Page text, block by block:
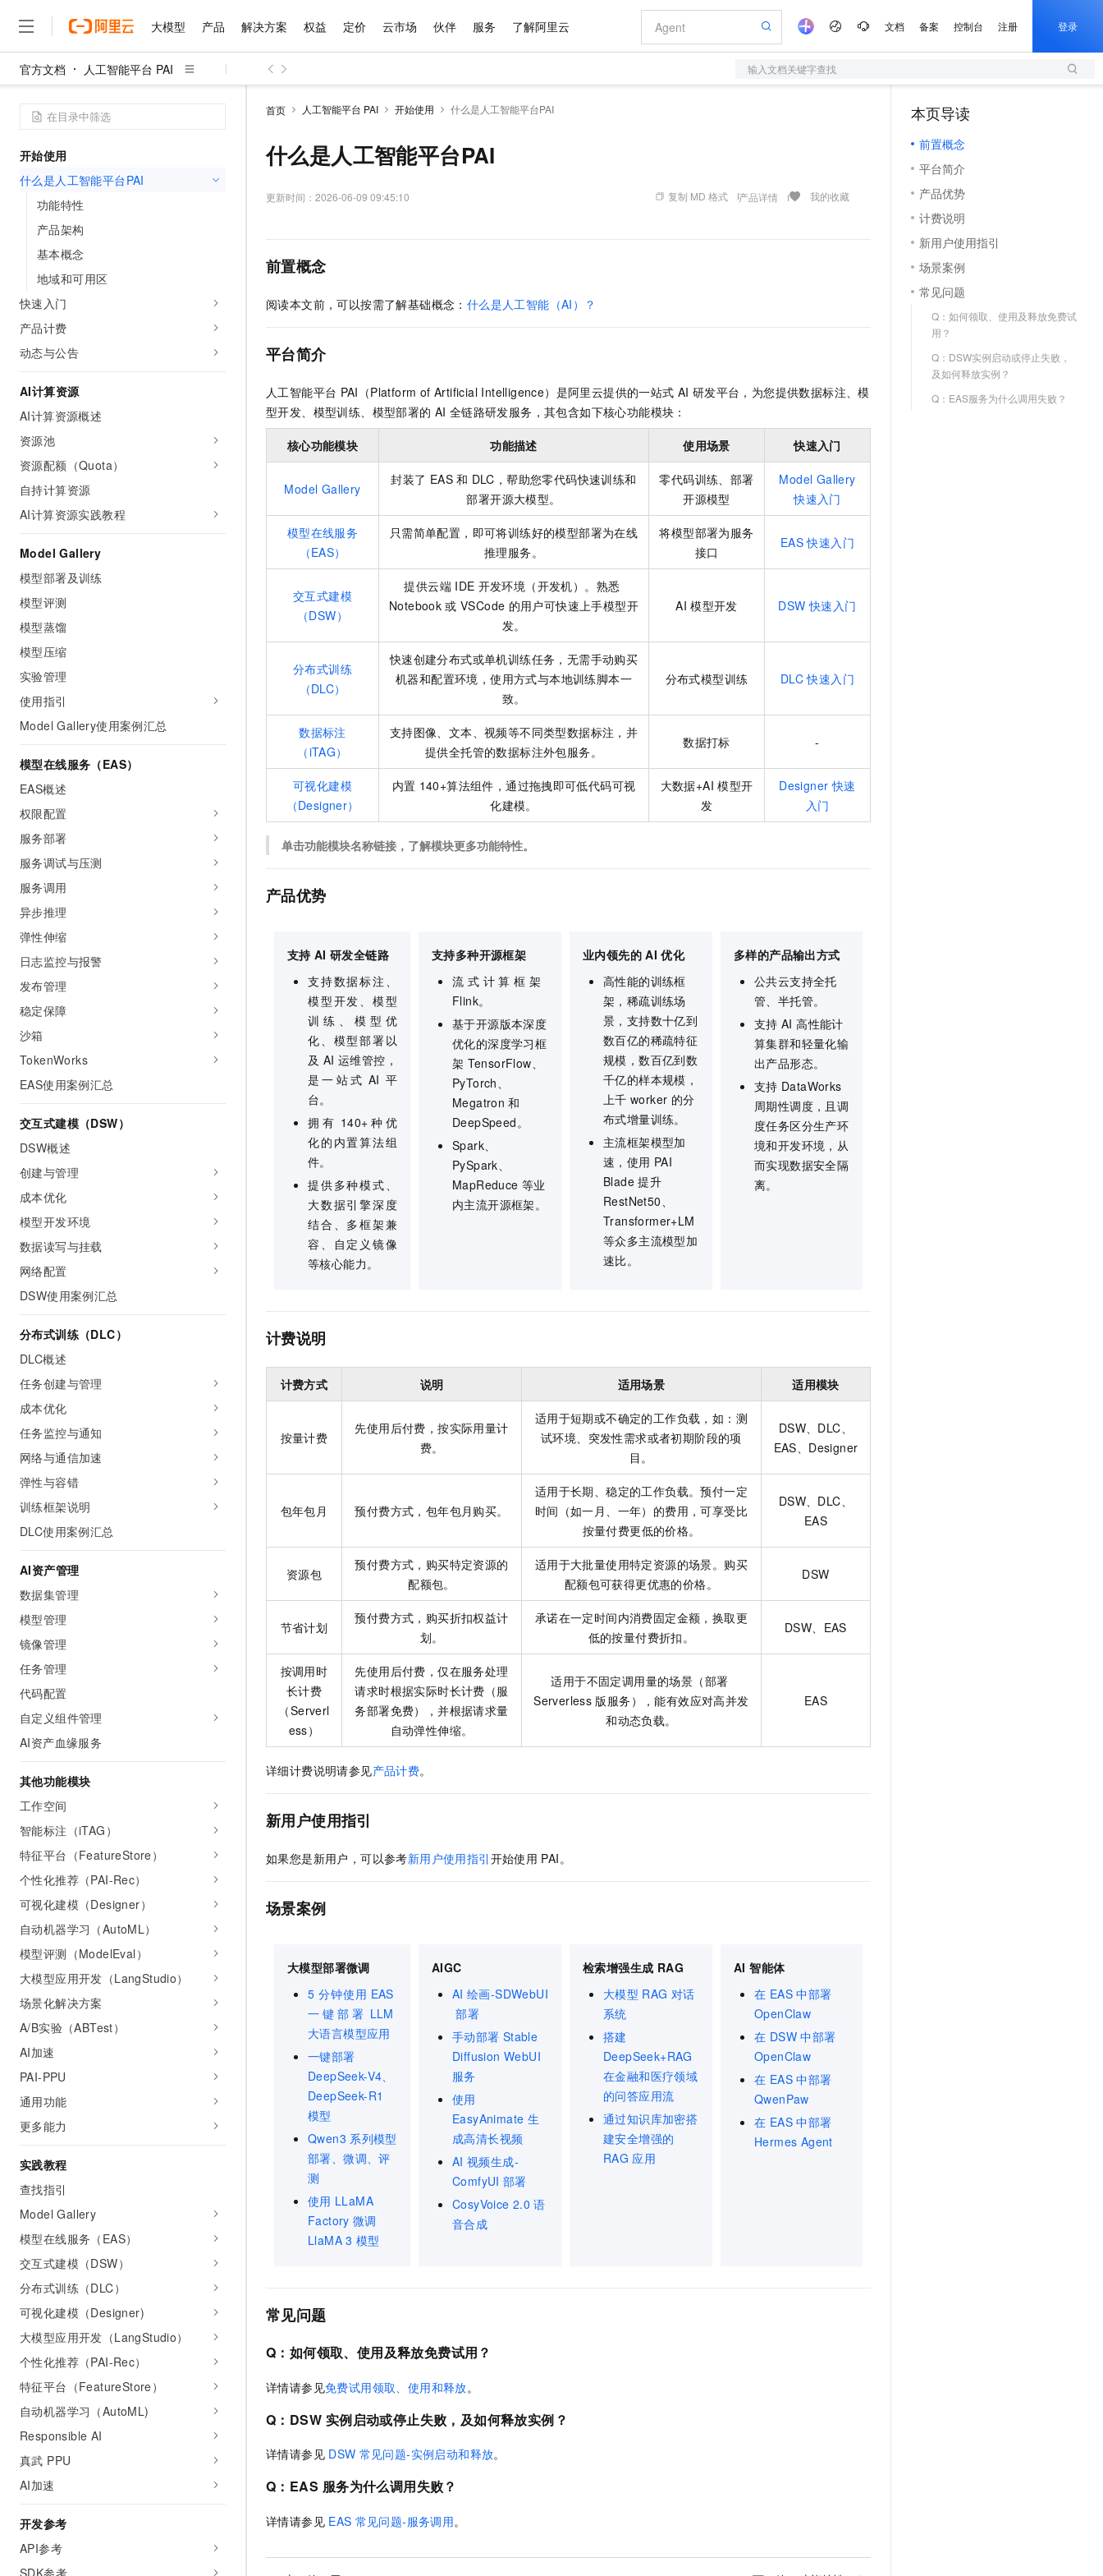
大模型 产品 解决方案 权益 定价 云市场 伙伴 服务 了解阿里云 文档 备案 控制台 注册 登录
官方文档 人工智能平台 PAI 输入文档关键字查找
开始使用
什么是人工智能平台PAI
功能特性
产品架构
基本概念
地域和可用区
快速入门
产品计费
动态与公告
AI计算资源
AI计算资源概述
资源池
资源配额（Quota）
自持计算资源
AI计算资源实践教程
Model Gallery
模型部署及训练
模型评测
模型蒸馏
模型压缩
实验管理
使用指引
Model Gallery使用案例汇总
模型在线服务（EAS）
EAS概述
权限配置
服务部署
服务调试与压测
服务调用
异步推理
弹性伸缩
日志监控与报警
发布管理
稳定保障
沙箱
TokenWorks
EAS使用案例汇总
交互式建模（DSW）
DSW概述
创建与管理
成本优化
模型开发环境
数据读写与挂载
网络配置
DSW使用案例汇总
分布式训练（DLC）
DLC概述
任务创建与管理
成本优化
任务监控与通知
网络与通信加速
弹性与容错
训练框架说明
DLC使用案例汇总
AI资产管理
数据集管理
模型管理
镜像管理
任务管理
代码配置
自定义组件管理
AI资产血缘服务
其他功能模块
工作空间
智能标注（iTAG）
特征平台（FeatureStore）
个性化推荐（PAI-Rec）
可视化建模（Designer）
自动机器学习（AutoML）
模型评测（ModelEval）
大模型应用开发（LangStudio）
场景化解决方案
A/B实验（ABTest）
AI加速
PAI-PPU
通用功能
更多能力
实践教程
查找指引
Model Gallery
模型在线服务（EAS）
交互式建模（DSW）
分布式训练（DLC）
可视化建模（Designer)
大模型应用开发（LangStudio）
个性化推荐（PAI-Rec）
特征平台（FeatureStore）
自动机器学习（AutoML)
Responsible AI
真武 PPU
AI加速
开发参考
API参考
SDK参考
首页 人工智能平台 PAI 开始使用 什么是人工智能平台PAI
什么是人工智能平台PAI
更新时间： 2026-06-09 09:45:10 复制 MD 格式 产品详情 我的收藏
前置概念
阅读本文前，可以按需了解基础概念： 什么是人工智能（AI）？
平台简介
人工智能平台 PAI（Platform of Artificial Intelligence）是阿里云提供的一站式 AI 研发平台，为您提供数据标注、模
型开发、模型训练、模型部署的 AI 全链路研发服务，其包含如下核心功能模块：
核心功能模块 功能描述 使用场景 快速入门
Model Gallery
封装了 EAS 和 DLC，帮助您零代码快速训练和
部署开源大模型。
零代码训练、部署
开源模型
Model Gallery
快速入门
模型在线服务
（EAS）
只需简单配置，即可将训练好的模型部署为在线
推理服务。
将模型部署为服务
接口
EAS 快速入门
交互式建模
（DSW）
提供云端 IDE 开发环境（开发机）。熟悉
Notebook 或 VSCode 的用户可快速上手模型开
发。
AI 模型开发 DSW 快速入门
分布式训练
（DLC）
快速创建分布式或单机训练任务，无需手动购买
机器和配置环境，使用方式与本地训练脚本一
致。
分布式模型训练 DLC 快速入门
数据标注
（iTAG）
支持图像、文本、视频等不同类型数据标注，并
提供全托管的数据标注外包服务。
数据打标 -
可视化建模
（Designer）
内置 140+算法组件，通过拖拽即可低代码可视
化建模。
大数据+AI 模型开
发
Designer 快速
入门
单击功能模块名称链接，了解模块更多功能特性。
产品优势
支持 AI 研发全链路
支持数据标注、
模型开发、模型
训练、模型优
化、模型部署以
及 AI 运维管控，
是一站式 AI 平
台。
拥有 140+种优
化的内置算法组
件。
提供多种模式、
大数据引擎深度
结合、多框架兼
容、自定义镜像
等核心能力。
支持多种开源框架
流式计算框架
Flink。
基于开源版本深度
优化的深度学习框
架 TensorFlow、
PyTorch、
Megatron 和
DeepSpeed。
Spark、
PySpark、
MapReduce 等业
内主流开源框架。
业内领先的 AI 优化
高性能的训练框
架，稀疏训练场
景，支持数十亿到
数百亿的稀疏特征
规模，数百亿到数
千亿的样本规模，
上千 worker 的分
布式增量训练。
主流框架模型加
速，使用 PAI
Blade 提升
RestNet50、
Transformer+LM
等众多主流模型加
速比。
多样的产品输出方式
公共云支持全托
管、半托管。
支持 AI 高性能计
算集群和轻量化输
出产品形态。
支持 DataWorks
周期性调度，且调
度任务区分生产环
境和开发环境，从
而实现数据安全隔
离。
计费说明
计费方式 说明 适用场景 适用模块
按量计费
先使用后付费，按实际用量计
费。
适用于短期或不确定的工作负载，如：测
试环境、突发性需求或者初期阶段的项
目。
DSW、DLC、
EAS、Designer
包年包月 预付费方式，包年包月购买。
适用于长期、稳定的工作负载。预付一定
时间（如一月、一年）的费用，可享受比
按量付费更低的价格。
DSW、DLC、
EAS
资源包
预付费方式，购买特定资源的
配额包。
适用于大批量使用特定资源的场景。购买
配额包可获得更优惠的价格。
DSW
节省计划
预付费方式，购买折扣权益计
划。
承诺在一定时间内消费固定金额，换取更
低的按量付费折扣。
DSW、EAS
按调用时
长计费
（Serverl
ess）
先使用后付费，仅在服务处理
请求时根据实际时长计费（服
务部署免费），并根据请求量
自动弹性伸缩。
适用于不固定调用量的场景（部署
Serverless 版服务），能有效应对高并发
和动态负载。
EAS
详细计费说明请参见产品计费。
新用户使用指引
如果您是新用户，可以参考新用户使用指引 开始使用 PAI。
场景案例
大模型部署微调
5 分钟使用 EAS
一键部署 LLM
大语言模型应用
一键部署
DeepSeek-V4、
DeepSeek-R1
模型
Qwen3 系列模型
部署、微调、评
测
使用 LLaMA
Factory 微调
LlaMA 3 模型
AIGC
AI 绘画-SDWebUI
部署
手动部署 Stable
Diffusion WebUI
服务
使用
EasyAnimate 生
成高清长视频
AI 视频生成-
ComfyUI 部署
CosyVoice 2.0 语
音合成
检索增强生成 RAG
大模型 RAG 对话
系统
搭建
DeepSeek+RAG
在金融和医疗领域
的问答应用流
通过知识库加密搭
建安全增强的
RAG 应用
AI 智能体
在 EAS 中部署
OpenClaw
在 DSW 中部署
OpenClaw
在 EAS 中部署
QwenPaw
在 EAS 中部署
Hermes Agent
常见问题
Q：如何领取、使用及释放免费试用？
详情请参见免费试用领取、使用和释放。
Q：DSW 实例启动或停止失败，及如何释放实例？
详情请参见 DSW 常见问题-实例启动和释放。
Q：EAS 服务为什么调用失败？
详情请参见 EAS 常见问题-服务调用。
本页导读
前置概念
平台简介
产品优势
计费说明
新用户使用指引
场景案例
常见问题
Q：如何领取、使用及释放免费试
用？
Q：DSW实例启动或停止失败，
及如何释放实例？
Q：EAS服务为什么调用失败？
大模型
千问AI平台
智能体时代全能旗舰模型
Qwen3.7-Plus
Qwen3-VL-Plus
Deepseek-v4-pro
语音识别与合成
Qwen3-TTS-Flash
高表现力语音合成大模型，语音克隆听感自然
Fun-ASR
大模型服务
千问AI平台-模型体验
在线体验全尺寸、多种模态的模型效果
新一代 AI 视频生成模型，深度适配广告营销等场景
AI 应用构建
大模型服务平台百炼-应用模版
丰富多元化的应用模版和解决方案
大模型服务平台百炼-智能体
灵活可视化地构建企业级 Agent
大模型原生应用
Qoder HOT
面向真实软件的智能体编程平台
万有无界
企业级人与Agent协作平台，接入和调度多个数字员工
大模型解决方案
快速部署 Dify，高效搭建 AI 应用
依托云原生高可用架构,实现Dify私有化部署
10 分钟在聊天系统中增加一个 AI 助手
在企业官网、通讯软件中为客户提供 AI 客服
用1%尺寸在特定领域达到大模型90%以上效果
即刻拥有 DeepSeek-R1 满血版
从文本、图片、视频中提取结构化的属性信息
超强辅助，Bolt.diy 一步搞定创意建站
产品
精选产品
计算
容器
存储
网络与CDN
安全
中间件
大数据计算
媒体服务
企业服务与云通信
域名与网站
终端用户计算
Serverless
开发工具
迁移与运维管理
精选产品
大模型服务与应用平台
多元化、高性能、安全可靠的大模型服务
云解析DNS
覆盖公网/内网、递归/权威、移动APP等全场景解析服务
面向分析的企业级SaaS模式云数据仓库
全托管，含MySQL、PostgreSQL、SQL Server、MariaDB多引擎
轻量应用服务器
数字证书管理服务（原SSL证书）
实现全站HTTPS，呈现可信的WEB访问
短信服务
大数据开发治理平台 DataWorks
解决方案
精选解决方案
互联网应用开发
大数据
安全
网络
可观测
上云与迁云
企业出海
政企业务
精选解决方案
企业级Agent产品，直接交付可用成果
快速拥有专属 OpenClaw
让AI从“聊天伙伴”进化为能干活的“数字员工” 安装技能 GStack，拥有专属 AI 工程团队
轻松解锁专属 DeepSeek-V4-Pro
一句话生成原生可编辑精美 PPT 文稿
输入一句话想法, 轻松生成专业的 PPT
一键部署幻兽帕鲁游戏服务器
一键购买专属联机服务器，轻松开启游戏
漫剧工坊：一站式动画创作平台
快速生产连贯的高质量长漫剧
10 分钟搭建微信、支付宝小程序
高效部署网站，快速应用到小程序
权益 普惠上云
云服务器38元/年起，超值低价云产品抢先购
推荐新用户得奖励，单订单最高返9万
免费试用
最高领取价值200元试用点，立即开启云上创新
1亿+ 大模型 tokens 和 30+ 款产品免费体验
140+云产品 免费试用
产品新客免费试用，最长12个月
大模型ACA认证体验
助力企业全员 AI 认知与能力提升
AI 特惠
你的AI工作搭子，覆盖日常办公高频场景
夜间 5 折，Qwen/Meoo/TokenPlan 客户专享
AI 场景体验
从图文生成到视频创作，一键激活电商全链路生产力
AI智能应用，一键激活高效办公新体验
智能客服
自动承接线索、识别商机，让客服更高效、服务更出色。
AI 活动
AI 生产力先锋
先锋实践拓展 AI 生产力的边界
飞天发布时刻
所见，即是所愿
AI 实训营
从基础到进阶，Agent 创客手把手教你
创新加速
上云场景组合购
云聚AI 严选权益
精选AI产品，从模型到应用全链提效
定价 产品定价
了解云产品的定价详情
云上成本管理
管理和优化成本
价格计算器
自助选配和估算价格
价格优势
配置报价器
阿里云 OPC 创新助力计划
Token 补贴，五大权
益加速 OPC 成功
云市场 精选商城
多端小程序
Tuya 物联网平台阿里云版
蓝凌 OA
畅捷通
Tableau 订阅
AI空中课堂在线直播课堂（旗舰版）
生态解决方案
开发者生态解决方案
AI 开发和 AI 应用解决方案
数据与 API
手机三要素
天气预报查询
ERP
OA 办公系统
财税管理
400电话
广告营销
基础软件
Red Hat
SUSE
建站小程序
模板建站
定制建站
模板小程序
专业服务
公司注册
上云迁移
代维服务
伙伴 成为销售伙伴
咨询伙伴
销售伙伴合作计划
Salesforce On Alibaba Cloud
AI 大模型销售与服务生态合作计划
成为产品伙伴
产品生态伙伴
产品伙伴合作计划 服务伙伴合作计划
Al MaaS 服务伙伴赋能合作
伙伴信用分合作计划
更多支持
合作伙伴培训与认证
查询合作伙伴
登录合作伙伴管理后台
服务 售前咨询
售后服务
自助服务
工单服务
短信专区
企业增值服务
专家技术服务
创新中心
阿里云认证 开发者社区
镜像站
我要反馈
我要建议
了解阿里云 为什么选择阿里云
技术领先
研究报告与白皮书
AI 算法大赛
云开发大赛
入门学习赛
最佳实践
云上奥运之旅
客户案例
市场活动
科研合作
加入我们
校园招聘